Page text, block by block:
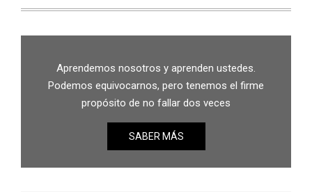
Aprendemos nosotros y aprenden ustedes.
Podemos equivocarnos, pero tenemos el firme
propósito de no fallar dos veces
SABER MÁS